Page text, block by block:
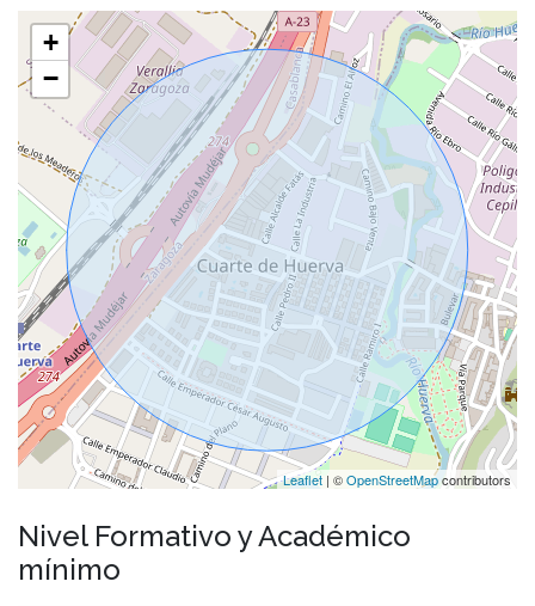
+
−
Leaflet | ©OpenStreetMapcontributors
Nivel Formativo y Académico
mínimo